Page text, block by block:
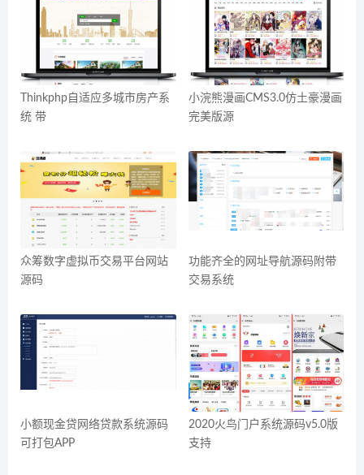
Thinkphp自适应多城市房产系
统 带
小浣熊漫画CMS3.0仿土豪漫画
完美版源
众筹数字虚拟币交易平台网站
源码
功能齐全的网址导航源码附带
交易系统
小额现金贷网络贷款系统源码
可打包APP
2020火鸟门户系统源码v5.0版
支持